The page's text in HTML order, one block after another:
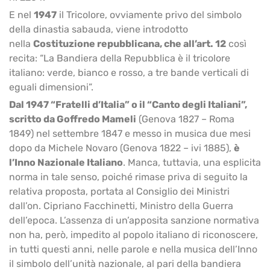
E nel 1947 il Tricolore, ovviamente privo del simbolo
della dinastia sabauda, viene introdotto
nella Costituzione repubblicana, che all’art. 12 così
recita: “La Bandiera della Repubblica è il tricolore
italiano: verde, bianco e rosso, a tre bande verticali di
eguali dimensioni”.
Dal 1947 “Fratelli d’Italia” o il “Canto degli Italiani”,
scritto da Goffredo Mameli (Genova 1827 – Roma
1849) nel settembre 1847 e messo in musica due mesi
dopo da Michele Novaro (Genova 1822 – ivi 1885), è
l’Inno Nazionale Italiano. Manca, tuttavia, una esplicita
norma in tale senso, poiché rimase priva di seguito la
relativa proposta, portata al Consiglio dei Ministri
dall’on. Cipriano Facchinetti, Ministro della Guerra
dell’epoca. L’assenza di un’apposita sanzione normativa
non ha, però, impedito al popolo italiano di riconoscere,
in tutti questi anni, nelle parole e nella musica dell’Inno
il simbolo dell’unità nazionale, al pari della bandiera